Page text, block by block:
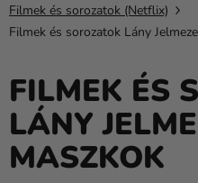
Kanekalon
és
Lufik
Esküvő
Party
Filmek és sorozatok (Netflix)
Filmek és sorozatok Lány
FILMEK ÉS
LÁNY
MASZKOK